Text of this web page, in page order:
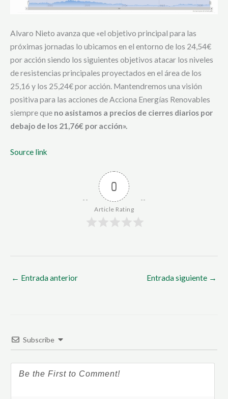
Alvaro Nieto avanza que «el objetivo principal para las
próximas jornadas lo ubicamos en el entorno de los 24,54€
por acción siendo los siguientes objetivos atacar los niveles
de resistencias principales proyectados en el área de los
25,16 y los 25,24€ por acción. Mantendremos una visión
positiva para las acciones de Acciona Energías Renovables
siempre que no asistamos a precios de cierres diarios por
debajo de los 21,76€ por acción».
Source link
0
Article Rating
← Entrada anterior Entrada siguiente →
Subscribe